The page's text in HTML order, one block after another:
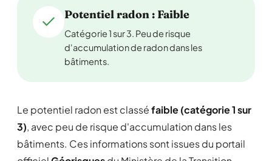
Potentiel radon : Faible
Catégorie 1 sur 3. Peu de risque
d'accumulation de radon dans les
bâtiments.
Le potentiel radon est classéfaible (catégorie 1 sur
3), avec peu de risque d'accumulation dans les
bâtiments. Ces informations sont issues du portail